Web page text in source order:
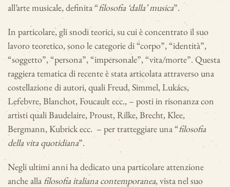
all’arte musicale, definita “filosofia ‘dalla’ musica”.
In particolare, gli snodi teorici, su cui è concentrato il suo
lavoro teoretico, sono le categorie di “corpo”, “identità”,
“soggetto”, “persona”, “impersonale”, “vita/morte”. Questa
raggiera tematica di recente è stata articolata attraverso una
costellazione di autori, quali Freud, Simmel, Lukács,
Lefebvre, Blanchot, Foucault ecc., – posti in risonanza con
artisti quali Baudelaire, Proust, Rilke, Brecht, Klee,
Bergmann, Kubrick ecc. – per tratteggiare una “filosofia
della vita quotidiana”.
Negli ultimi anni ha dedicato una particolare attenzione
anche allafilosofia italiana contemporanea, vista nel suo